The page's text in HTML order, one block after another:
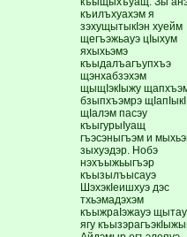
къилъхуахэм я
зэхущытыкIэн хуейм
щегъэжьауэ цIыхум
яхыхьэмэ
къыдалъагъупхъэ
щэнхабзэхэм
щыщIэкIыжу
бзыпхъэмрэ щIапIыкI
щIалэм пасэу
къыгурыIуащ
гъэсэныгъэм и
зыхуэдэр. Нобэ
нэхъыжьыгъэр
къызылъысауэ
ШэхэкIеишхуэ дэс
тхьэмадэхэм
къыжраIэжауэ
ягу